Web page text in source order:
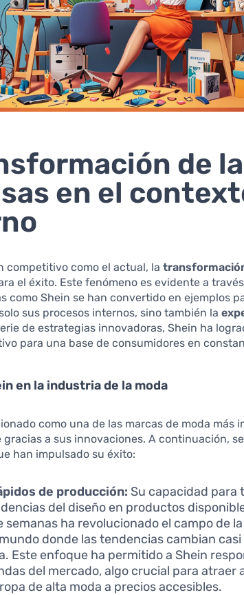
de
en el
competitivo como el actual, la
el éxito. Este fenómeno es evidente a
como Shein se han convertido en ejemplos
sus procesos internos, sino también la
de estrategias innovadoras, Shein ha
para una base de consumidores en
en la industria de la moda
como una de las marcas de moda más
a sus innovaciones. A continuación,
han impulsado su éxito:
de producción: Su capacidad para
del diseño en productos
semanas ha revolucionado el campo de
donde las tendencias cambian
Este enfoque ha permitido a Shein
del mercado, algo crucial para atraer
de alta moda a precios accesibles.